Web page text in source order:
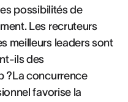
possibilités de
Les recruteurs
meilleurs leaders sont
ils des
?La concurrence
favorise la